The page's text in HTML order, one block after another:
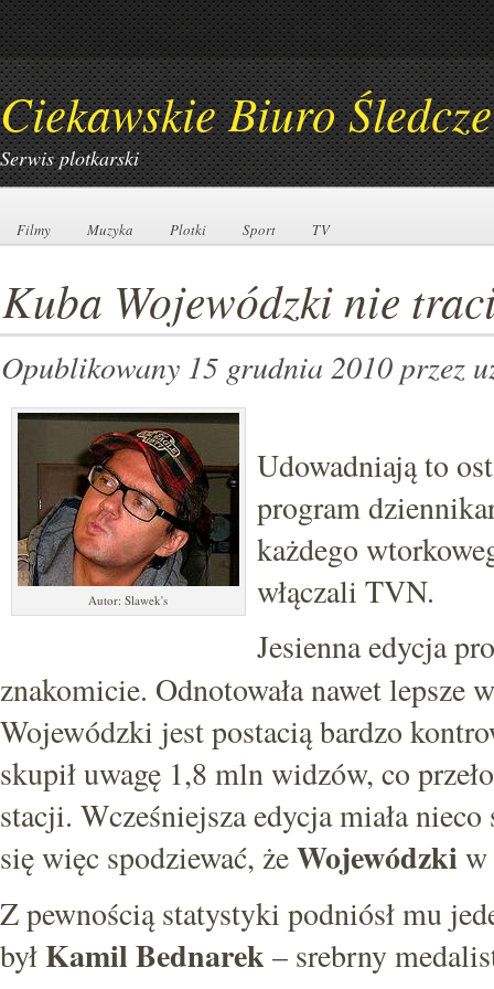
Ciekawskie Biuro Śledcze
Serwis plotkarski
Filmy
Filmy Muzyka
Muzyka Plotki
Plotki Sport
Sport TV
TV
Kuba Wojewódzki nie
Opublikowany 15 grudnia 2010przez
Autor: Slawek's
Udowadniają to
program
każdego
włączali TVN.
Jesienna edycja
znakomicie. Odnotowała nawet
Wojewódzki jest postacią bardzo
skupił uwagę 1,8 mln widzów, co
stacji. Wcześniejsza edycja miała
się więc spodziewać, żeWojewódzki w
Z pewnością statystyki podniósł mu
byłKamil Bednarek– srebrny